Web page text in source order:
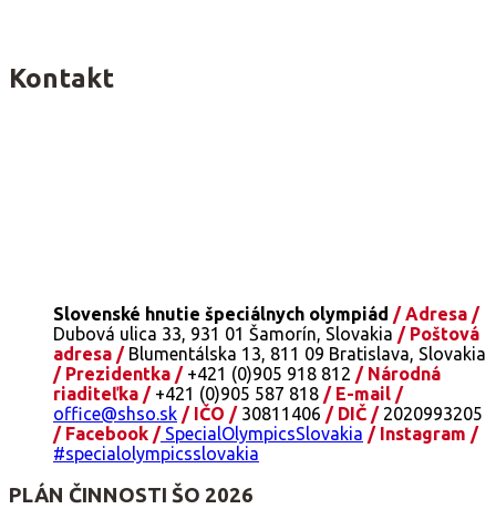
Kontakt
Slovenské hnutie špeciálnych olympiád / Adresa /
Dubová ulica 33, 931 01 Šamorín, Slovakia / Poštová
adresa /Blumentálska 13, 811 09 Bratislava, Slovakia
/ Prezidentka /+421 (0)905 918 812 / Národná
riaditeľka /+421 (0)905 587 818 / E-mail /
office@shso.sk / IČO /30811406 / DIČ /2020993205
/ Facebook /SpecialOlympicsSlovakia / Instagram /
#specialolympicsslovakia
PLÁN ČINNOSTI ŠO 2026